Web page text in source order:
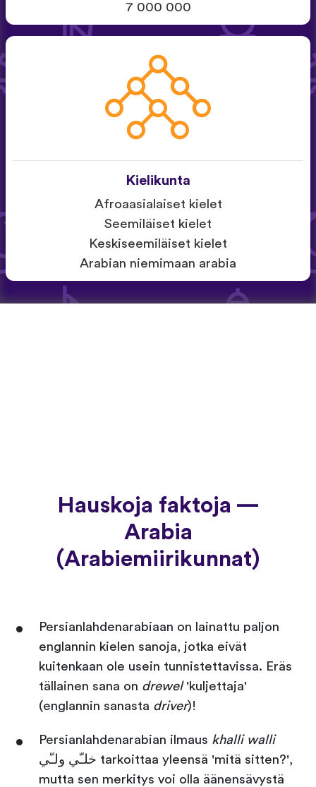
7 000 000
Kielikunta
Afroaasialaiset kielet
Seemiläiset kielet
Keskiseemiläiset kielet
Arabian niemimaan arabia
Hauskoja faktoja —
Arabia
(Arabiemiirikunnat)
Persianlahdenarabiaan on lainattu paljon
englannin kielen sanoja, jotka eivät
kuitenkaan ole usein tunnistettavissa. Eräs
tällainen sana on drewel'kuljettaja'
(englannin sanasta driver)!
Persianlahdenarabian ilmaus khalli walli
خلـّي ولـّي tarkoittaa yleensä 'mitä sitten?',
mutta sen merkitys voi olla äänensävystä